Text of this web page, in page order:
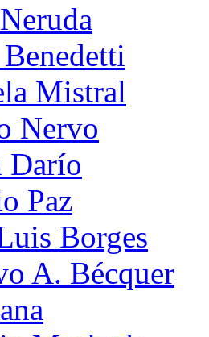
Mistral
Nervo
Darío
Paz
Borges
A. Bécquer